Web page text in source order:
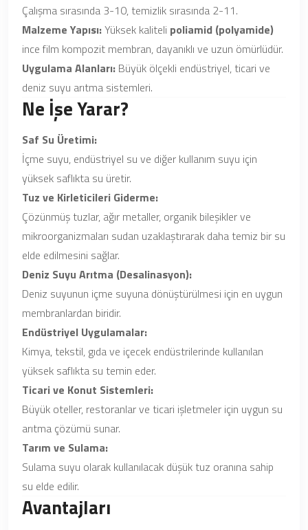
Çalışma sırasında 3-10, temizlik sırasında 2-11.
Malzeme Yapısı:Yüksek kaliteli poliamid (polyamide)
ince film kompozit membran, dayanıklı ve uzun ömürlüdür.
Uygulama Alanları: Büyük ölçekli endüstriyel, ticari ve
deniz suyu arıtma sistemleri.
Ne İşe Yarar?
Saf Su Üretimi:
İçme suyu, endüstriyel su ve diğer kullanım suyu için
yüksek saflıkta su üretir.
Tuz ve Kirleticileri Giderme:
Çözünmüş tuzlar, ağır metaller, organik bileşikler ve
mikroorganizmaları sudan uzaklaştırarak daha temiz bir su
elde edilmesini sağlar.
Deniz Suyu Arıtma (Desalinasyon):
Deniz suyunun içme suyuna dönüştürülmesi için en uygun
membranlardan biridir.
Endüstriyel Uygulamalar:
Kimya, tekstil, gıda ve içecek endüstrilerinde kullanılan
yüksek saflıkta su temin eder.
Ticari ve Konut Sistemleri:
Büyük oteller, restoranlar ve ticari işletmeler için uygun su
arıtma çözümü sunar.
Tarım ve Sulama:
Sulama suyu olarak kullanılacak düşük tuz oranına sahip
su elde edilir.
Avantajları